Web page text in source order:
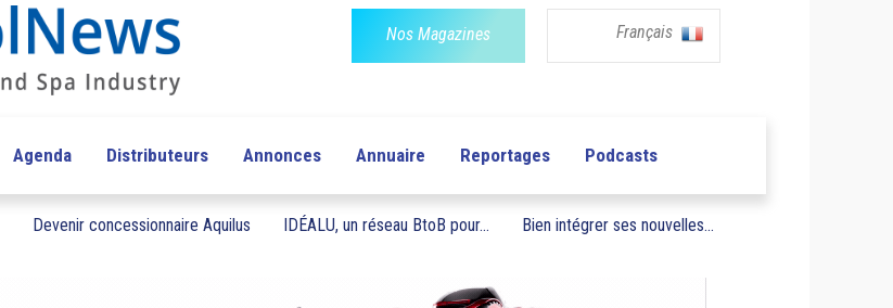
Nos Magazines Français
Agenda Distributeurs Annonces Annuaire Reportages Podcasts
Devenir concessionnaire Aquilus IDÉALU, un réseau BtoB pour... Bien intégrer ses nouvelles...